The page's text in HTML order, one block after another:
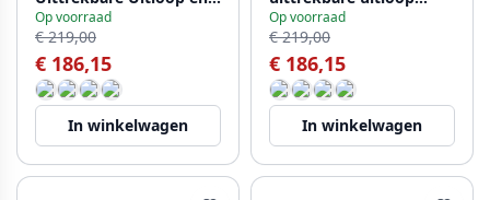
Gefilterd Water PS8120-
10
Op voorraad
€ 219,00
€ 186,15
In winkelwagen
PS8500-10
Op voorraad
€ 219,00
€ 186,15
In winkelwagen